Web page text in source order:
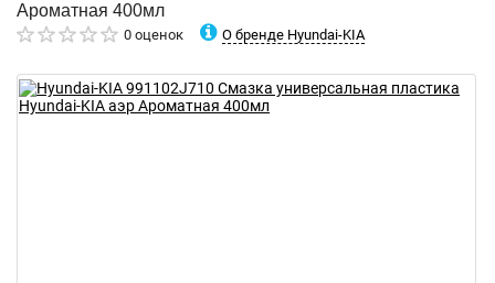
Ароматная 400мл
0 оценок О бренде Hyundai-KIA